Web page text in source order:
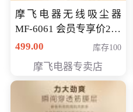
摩飞电器无线吸尘器
MF-6061 会员专享价299
元
499.00 库存100
摩飞电器专卖店